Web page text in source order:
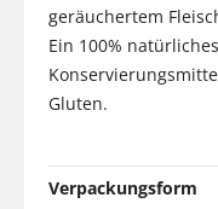
geräuchertem
Ein 100%
Gluten.
Verpackungsform